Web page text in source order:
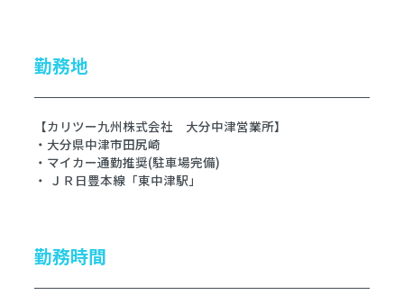
勤務地
【カリツー九州株式会社 大分中津営業所】
・大分県中津市田尻崎
・マイカー通勤推奨(駐車場完備)
・ ＪＲ日豊本線「東中津駅」
勤務時間